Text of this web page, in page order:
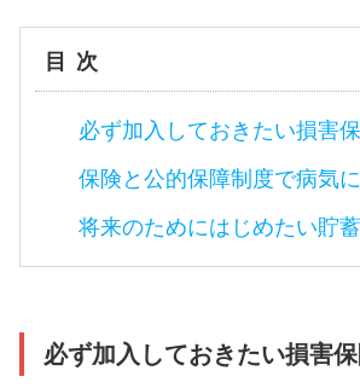
目次
必ず加入しておきたい損害
保険と公的保障制度で病気
将来のためにはじめたい貯
必ず加入しておきたい損害